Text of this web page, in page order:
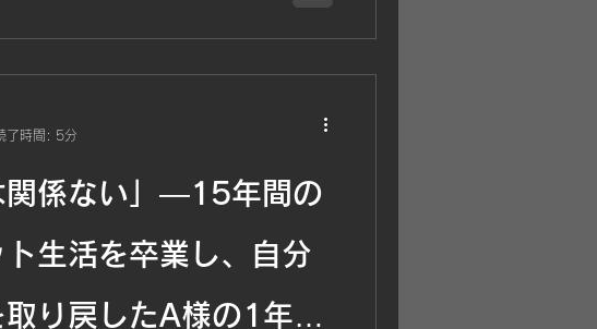
関係ない」―15年間の
ト生活を卒業し、自分
り戻したA様の1年間
了時間: 5分